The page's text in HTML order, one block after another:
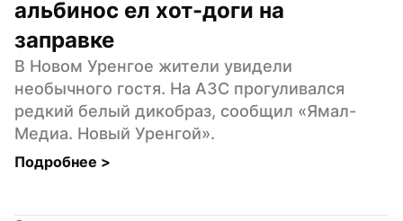
альбинос ел хот-доги на
заправке
В Новом Уренгое жители увидели
необычного гостя. На АЗС прогуливался
редкий белый дикобраз, сообщил «Ямал-
Медиа. Новый Уренгой».
Подробнее >